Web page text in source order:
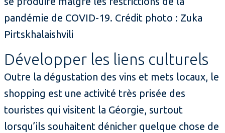
pandémie de COVID-19. Crédit photo : Zuka
Pirtskhalaishvili
Développer les liens culturels
Outre la dégustation des vins et mets locaux, le
shopping est une activité très prisée des
touristes qui visitent la Géorgie, surtout
lorsqu’ils souhaitent dénicher quelque chose de